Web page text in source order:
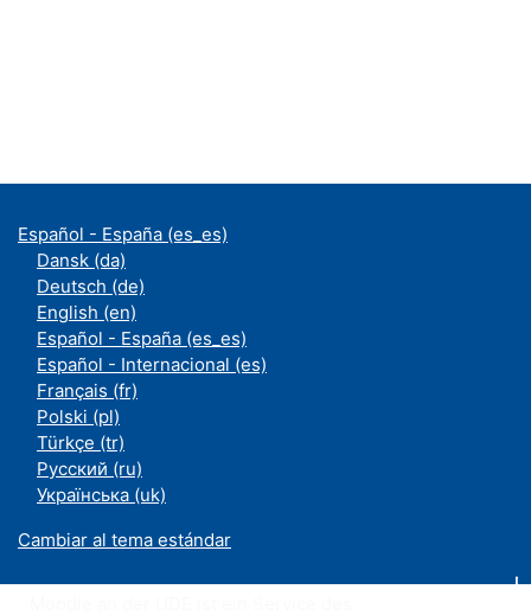
Español - España ‎(es_es)‎
Dansk ‎(da)‎
Deutsch ‎(de)‎
English ‎(en)‎
Español - España ‎(es_es)‎
Español - Internacional ‎(es)‎
Français ‎(fr)‎
Polski ‎(pl)‎
Türkçe ‎(tr)‎
Русский ‎(ru)‎
Українська ‎(uk)‎
Cambiar al tema estándar